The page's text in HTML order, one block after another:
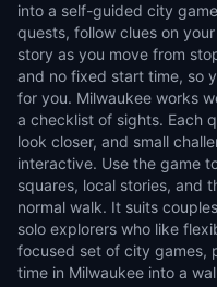
into a self-guided city
quests, follow clues on
story as you move from
and no fixed start time, so
for you. Milwaukee works
a checklist of sights. Each
look closer, and small
interactive. Use the game
squares, local stories, and
normal walk. It suits
solo explorers who like
focused set of city games,
time in Milwaukee into a